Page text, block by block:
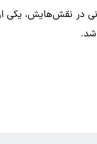
در نقش‌هایش، یکی از
شد.